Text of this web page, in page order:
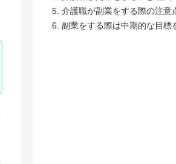
介護職が副業をする際の注意
副業をする際は中期的な目標